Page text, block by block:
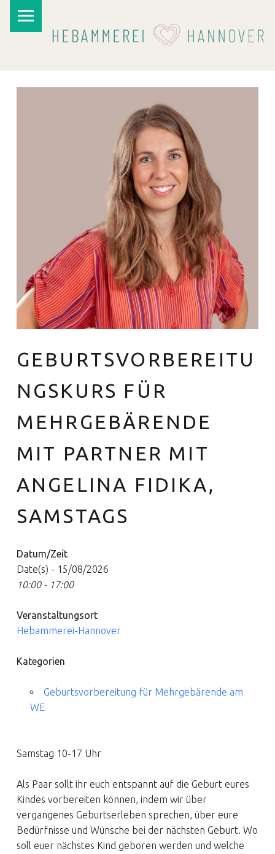
GEBURTSVORBEREITU
NGSKURS FÜR
MEHRGEBÄRENDE
MIT PARTNER MIT
ANGELINA FIDIKA,
SAMSTAGS
Datum/Zeit
Date(s) - 15/08/2026
10:00 - 17:00
Veranstaltungsort
Hebammerei-Hannover
Kategorien
Geburtsvorbereitung für Mehrgebärende am
WE
Samstag 10-17 Uhr
Als Paar sollt ihr euch entspannt auf die Geburt eures
Kindes vorbereiten können, indem wir über
vergangenes Geburtserleben sprechen, über eure
Bedürfnisse und Wünsche bei der nächsten Geburt. Wo
soll euer nächstes Kind geboren werden und welche